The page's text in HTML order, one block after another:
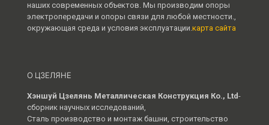
наших современных объектов. Мы производим опоры
электропередачи и опоры связи для любой местности.,
окружающая среда и условия эксплуатации.карта сайта
О ЦЗЕЛЯНЕ
Хэншуй Цзелянь Металлическая Конструкция Ко., Ltd-
сборник научных исследований,
Сталь производство и монтаж башни, строительство